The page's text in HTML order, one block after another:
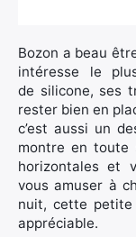
Bozon a beau
intéresse le
de silicone, ses
rester bien en
c’est aussi un
montre en toute
horizontales et
vous amuser à
nuit, cette
appréciable.
Rechercher
: